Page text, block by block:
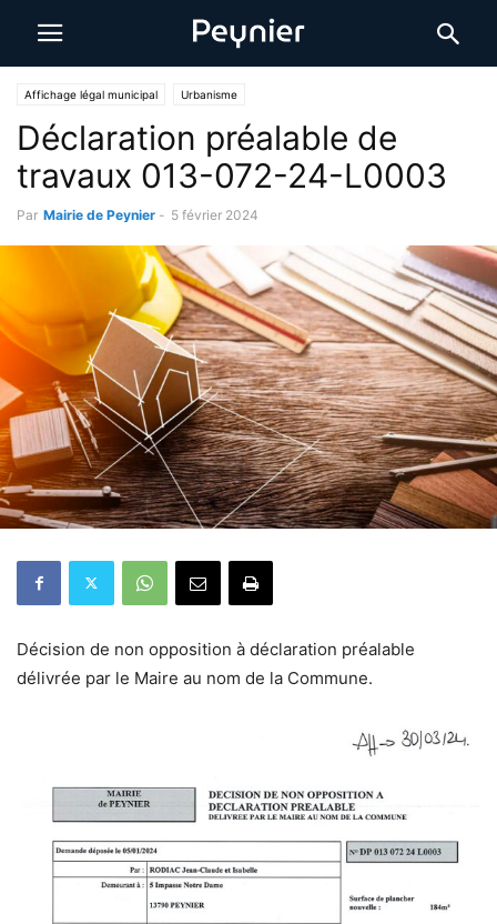
Affichage légal municipal Urbanisme
Déclaration préalable de
travaux 013-072-24-L0003
Par Mairie de Peynier - 5 février 2024
Décision de non opposition à déclaration préalable
délivrée par le Maire au nom de la Commune.